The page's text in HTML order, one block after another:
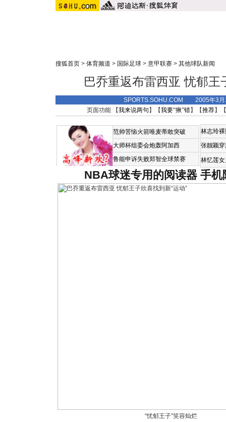
搜狐首页 > 体育频道 > 国际足球 > 意甲联赛 > 其他球队新闻
巴乔重返布雷西亚 忧郁王
SPORTS.SOHU.COM 2005年3
页面功能 【我来说两句 】【我要“揪”错】【推荐】
范帅苦恼火箭唯麦蒂敢突破
大师杯组委会炮轰阿加西
鲁能申诉失败郑智全球禁赛
林志玲
张靓颖
林忆莲
NBA球迷专用的阅读器 手机
“忧郁王子”笑容灿烂